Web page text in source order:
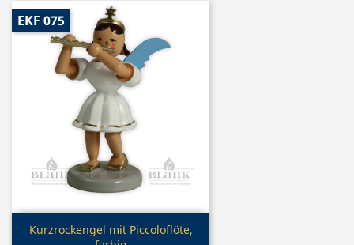
Vorschau
Kurzrockengel mit Piccoloflöte,
EKF 075